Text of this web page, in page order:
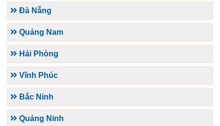
Đà Nẵng
Quảng Nam
Hải Phòng
Vĩnh Phúc
Bắc Ninh
Quảng Ninh